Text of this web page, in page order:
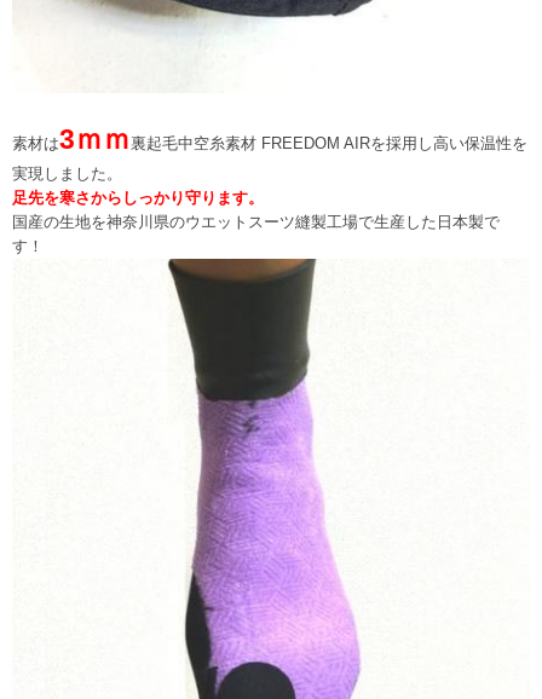
素材は3ｍｍ 裏起毛中空糸素材 FREEDOM AIRを採用し高い保温性を
実現しました。
足先を寒さからしっかり守ります。
国産の生地を神奈川県のウエットスーツ縫製工場で生産した日本製で
す！